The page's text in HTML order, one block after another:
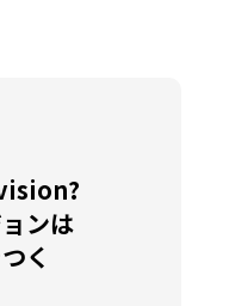
ンは
く